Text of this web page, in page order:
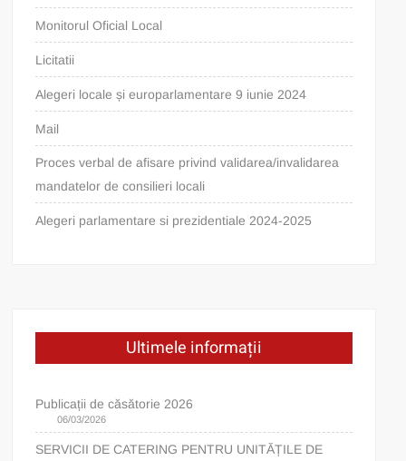
Monitorul Oficial Local
Licitatii
Alegeri locale și europarlamentare 9 iunie 2024
Mail
Proces verbal de afisare privind validarea/invalidarea
mandatelor de consilieri locali
Alegeri parlamentare si prezidentiale 2024-2025
Ultimele informații
Publicații de căsătorie 2026
06/03/2026
SERVICII DE CATERING PENTRU UNITĂȚILE DE